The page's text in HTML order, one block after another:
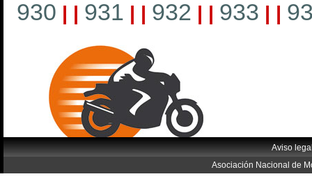
930 | | 931 | | 932 | | 933 | |
Aviso
Asociación Nacional de